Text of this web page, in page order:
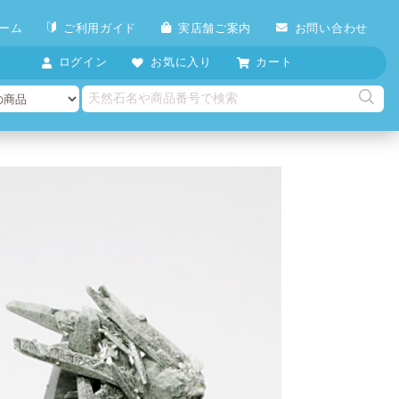
ム ご利用ガイド 実店舗ご案内 お問い合わせ
ログイン お気に入り カート